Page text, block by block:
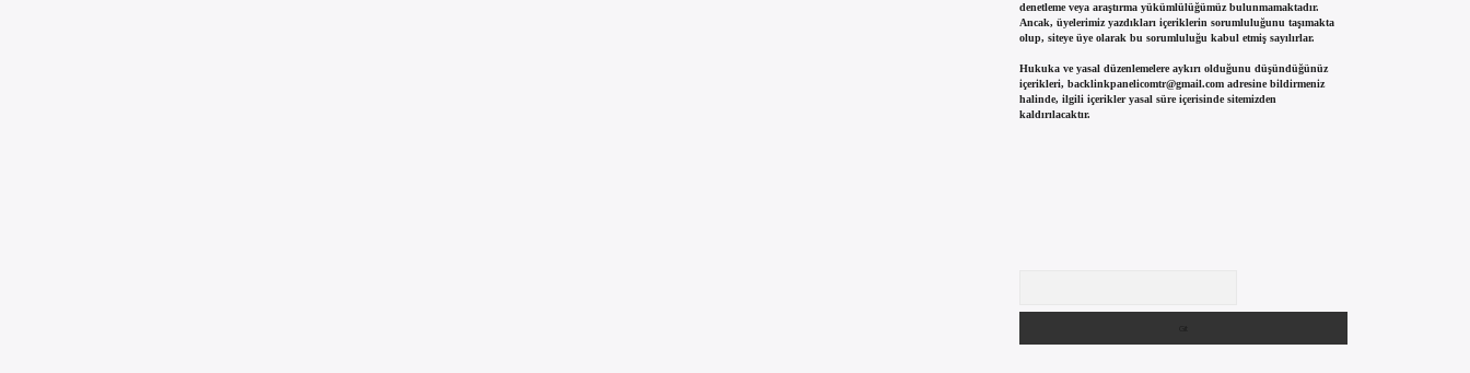
denetleme veya araştırma yükümlülüğümüz bulunmamaktadır.
Ancak, üyelerimiz yazdıkları içeriklerin sorumluluğunu taşımakta
olup, siteye üye olarak bu sorumluluğu kabul etmiş sayılırlar.
Hukuka ve yasal düzenlemelere aykırı olduğunu düşündüğünüz
içerikleri, backlinkpanelicomtr@gmail.comadresine bildirmeniz
halinde, ilgili içerikler yasal süre içerisinde sitemizden
kaldırılacaktır.